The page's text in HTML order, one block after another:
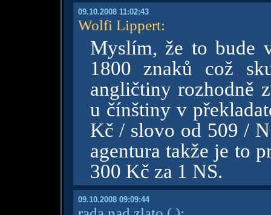
09.10.2008 11:02:43
Wolfi Lippert:
Myslím, že to bude
1800 znaků což
angličtiny rozhodně
u čínštiny v
Kč / slovo od 509 /
agentura takže je to
300 Kč za 1 NS.
09.10.2008 09:09:44